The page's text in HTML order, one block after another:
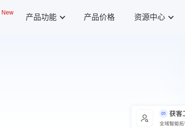
New
产品功能 产品价格 资源中心